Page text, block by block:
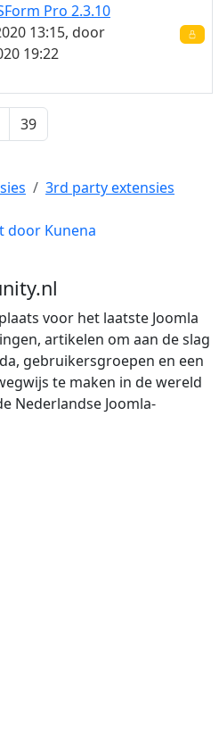
Pro 2.3.10
13:15, door
19:22
39
3rd party extensies
door Kunena
voor het laatste Joomla
artikelen om aan de slag
gebruikersgroepen en een
te maken in de wereld
Nederlandse Joomla-